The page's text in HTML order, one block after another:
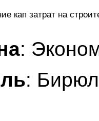
кап затрат на
:
: